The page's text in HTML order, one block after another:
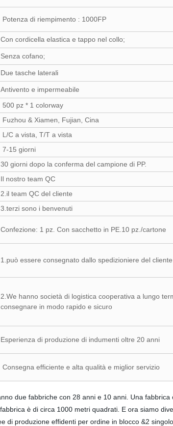
Potenza di riempimento : 1000FP
Con cordicella elastica e tappo nel collo;
Senza cofano;
Due tasche laterali
Antivento e impermeabile
500 pz * 1 colorway
Fuzhou & Xiamen, Fujian, Cina
L/C a vista, T/T a vista
7-15 giorni
30 giorni dopo la conferma del campione di PP.
Il nostro team QC
2.il team QC del cliente
3.terzi sono i benvenuti
Confezione: 1 pz. Con sacchetto in PE.10 pz./cartone
1.può essere consegnato dallo spedizioniere del cliente
2.We hanno società di logistica cooperativa a lungo
consegnare in modo rapido e sicuro
Esperienza di produzione di indumenti oltre 20 anni
Consegna efficiente e alta qualità e miglior servizio
due fabbriche con 28 anni e 10 anni. Una
è di circa 1000 metri quadrati. E ora siamo
di produzione effidenti per ordine in blocco &2